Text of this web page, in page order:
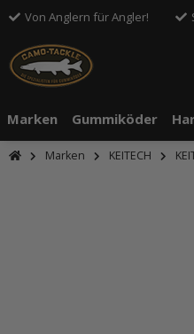
Von Anglern für Angler!
Marken Gummiköder
Marken KEITECH